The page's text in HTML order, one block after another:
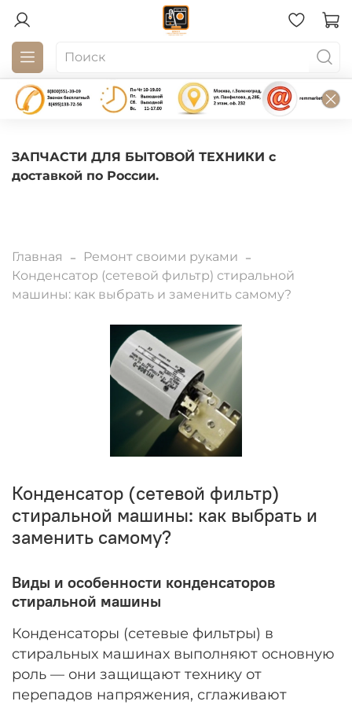
ЗАПЧАСТИ ДЛЯ БЫТОВОЙ ТЕХНИКИ с
доставкой по России.
Главная
Ремонт своими руками
Конденсатор (сетевой фильтр) стиральной
машины: как выбрать и заменить самому?
Конденсатор (сетевой фильтр)
стиральной машины: как выбрать и
заменить самому?
Виды и особенности конденсаторов
стиральной машины
Конденсаторы (сетевые фильтры) в
стиральных машинах выполняют основную
роль — они защищают технику от
перепадов напряжения, сглаживают